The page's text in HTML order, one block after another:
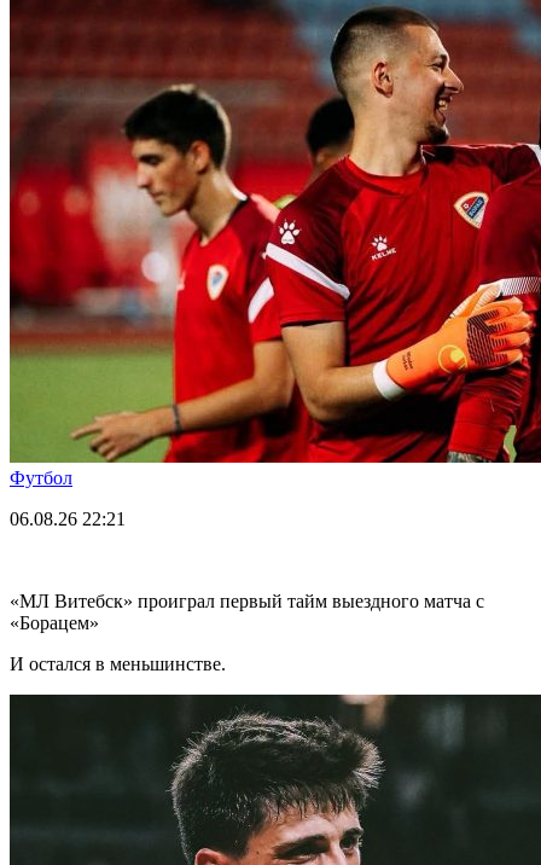
Футбол
06.08.26 22:21
«МЛ Витебск» проиграл первый тайм выездного матча с
«Борацем»
И остался в меньшинстве.